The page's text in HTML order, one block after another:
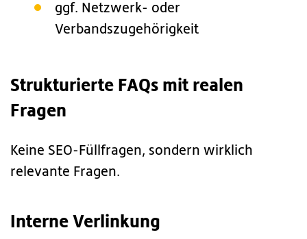
ggf. Netzwerk- oder
Verbandszugehörigkeit
Strukturierte FAQs mit realen
Fragen
Keine SEO-Füllfragen, sondern wirklich
relevante Fragen.
Interne Verlinkung